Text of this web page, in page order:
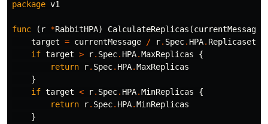
package v1
func ( r *RabbitHPA) CalculateReplicas (currentMessage
target = currentMessage / r. Spec. HPA.
if target > r. Spec. HPA.MaxReplicas
{
return
r. Spec. HPA.MaxReplicas
}
if target < r. Spec. HPA.MinReplicas
{
return
r. Spec. HPA.MinReplicas
}